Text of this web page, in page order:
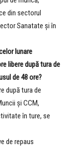
din sectorul
Sanatate și în
lunare
libere după tura de
de 48 ore?
după tura de
și CCM,
în ture, se
de repaus